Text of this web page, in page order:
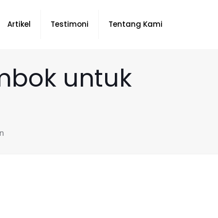
Artikel Testimoni Tentang Kami
untuk